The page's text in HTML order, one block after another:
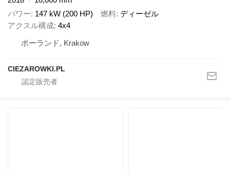
パワー 147 kW (200 HP) 燃料 ディーゼル
アクスル構成 4x4
ポーランド, Krakow
CIEZAROWKI.PL